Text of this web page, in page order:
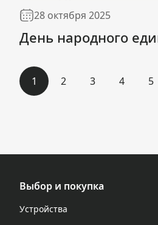
28 октября 2025
День народного
1 2 3 4 5
Выбор и покупка
Устройства